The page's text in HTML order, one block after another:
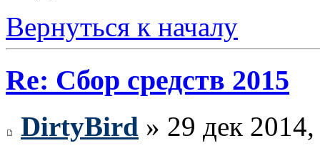
Вернуться к началу
Re: Сбор средств 2015
DirtyBird » 29 дек